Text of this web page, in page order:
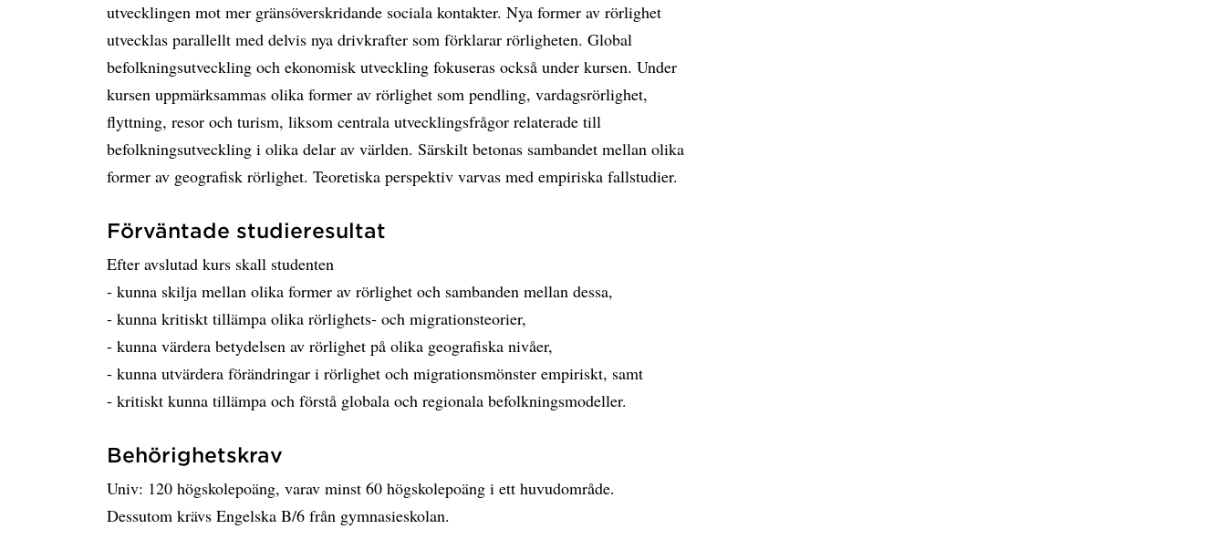
utvecklingen mot mer gränsöverskridande sociala kontakter. Nya former av rörlighet
utvecklas parallellt med delvis nya drivkrafter som förklarar rörligheten. Global
befolkningsutveckling och ekonomisk utveckling fokuseras också under kursen. Under
kursen uppmärksammas olika former av rörlighet som pendling, vardagsrörlighet,
flyttning, resor och turism, liksom centrala utvecklingsfrågor relaterade till
befolkningsutveckling i olika delar av världen. Särskilt betonas sambandet mellan olika
former av geografisk rörlighet. Teoretiska perspektiv varvas med empiriska fallstudier.
Förväntade studieresultat
Efter avslutad kurs skall studenten
- kunna skilja mellan olika former av rörlighet och sambanden mellan dessa,
- kunna kritiskt tillämpa olika rörlighets- och migrationsteorier,
- kunna värdera betydelsen av rörlighet på olika geografiska nivåer,
- kunna utvärdera förändringar i rörlighet och migrationsmönster empiriskt, samt
- kritiskt kunna tillämpa och förstå globala och regionala befolkningsmodeller.
Behörighetskrav
Univ: 120 högskolepoäng, varav minst 60 högskolepoäng i ett huvudområde.
Dessutom krävs Engelska B/6 från gymnasieskolan.